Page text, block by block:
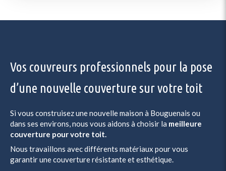
Vos couvreurs professionnels pour la pose
d’une nouvelle couverture sur votre toit
Si vous construisez une nouvelle maison à Bouguenais ou
dans ses environs, nous vous aidons à choisir la meilleure
couverture pour votre toit.
Nous travaillons avec différents matériaux pour vous
garantir une couverture résistante et esthétique.